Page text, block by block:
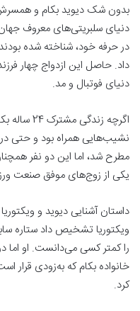
بدون شک دیوید بکام و
دنیای سلبریتی‌های معروف
در حرفه خود، شناخته شده
داد. حاصل این ازدواج چهار
دنیای فوتبال و مد.
اگرچه
نشیب‌هایی همراه بود و حتی
مطرح شد، اما این دو نفر
یکی از زوج‌های موفق صنعت
داستان آشنایی دیوید و
ویکتوریا تشخیص داد ستاره
را کمتر کسی می‌دانست. او اما
خانواده بکام که به‌زودی قرار
کرد.